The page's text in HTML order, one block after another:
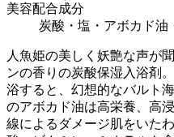
美容配合成分
炭酸・塩・アボカド油
人魚姫の美しく妖艶な声が
ンの香りの炭酸保湿入浴剤
浴すると、幻想的なバルト
のアボカド油は高栄養、高
線によるダメージ肌をいた